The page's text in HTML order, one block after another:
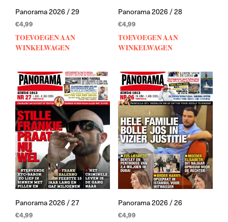
Panorama 2026 / 29
€4,99
TOEVOEGEN AAN
WINKELWAGEN
Panorama 2026 / 28
€4,99
TOEVOEGEN AAN
WINKELWAGEN
Panorama 2026 / 27
€4,99
Panorama 2026 / 26
€4,99